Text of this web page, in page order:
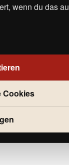
wenn du das
Cookies